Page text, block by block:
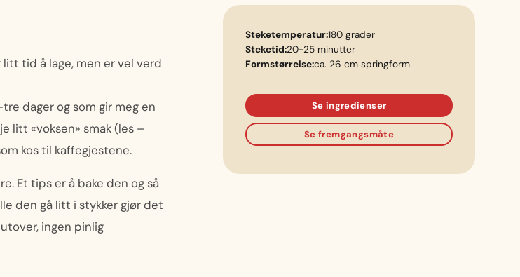
tid å lage, men er vel verd
dager og som gir meg en
litt «voksen» smak (les –
kos til kaffegjestene.
Et tips er å bake den og så
den gå litt i stykker gjør det
ingen pinlig
Steketemperatur:180 grader
Steketid:20-25 minutter
Formstørrelse:ca. 26 cm springform
Se ingredienser
Se fremgangsmåte